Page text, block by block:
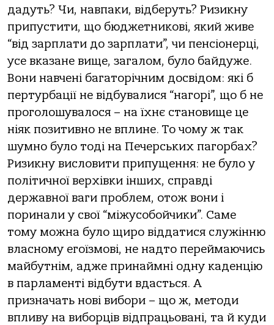
дадуть? Чи, навпаки, відберуть? Ризикну
припустити, що бюджетникові, який живе
“від зарплати до зарплати”, чи пенсіонерці,
усе вказане вище, загалом, було байдуже.
Вони навчені багаторічним досвідом: які б
пертурбації не відбувалися “нагорі”, що б не
проголошувалося – на їхнє становище це
ніяк позитивно не вплине. То чому ж так
шумно було тоді на Печерських пагорбах?
Ризикну висловити припущення: не було у
політичної верхівки інших, справді
державної ваги проблем, отож вони і
поринали у свої “міжусобойчики”. Саме
тому можна було щиро віддатися служінню
власному егоїзмові, не надто переймаючись
майбутнім, адже принаймні одну каденцію
в парламенті відбути вдасться. А
призначать нові вибори – що ж, методи
впливу на виборців відпрацьовані, та й куди